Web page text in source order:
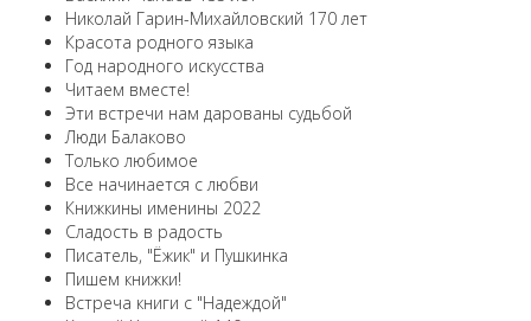
Николай Гарин-Михайловский 170 лет
Красота родного языка
Год народного искусства
Читаем вместе!
Эти встречи нам дарованы судьбой
Люди Балаково
Только любимое
Все начинается с любви
Книжкины именины 2022
Сладость в радость
Писатель, "Ёжик" и Пушкинка
Пишем книжки!
Встреча книги с "Надеждой"